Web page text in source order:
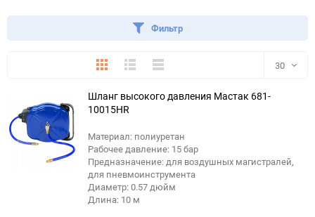
Фильтр
ПлиткаПодробноКомпактно 30
30
90
Шланг высокого давления Мастак 681-
10015HR
Материал: полиуретан
Рабочее давление: 15 бар
Предназначение: для воздушных магистралей,
для пневмоинструмента
Диаметр: 0.57 дюйм
Длина: 10 м